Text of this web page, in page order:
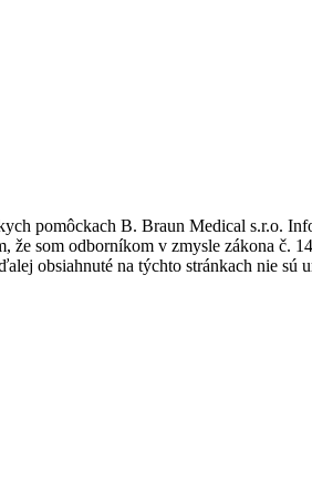
pomôckach B. Braun Medical s.r.o.
som odborníkom v zmysle zákona č.
obsiahnuté na týchto stránkach nie sú